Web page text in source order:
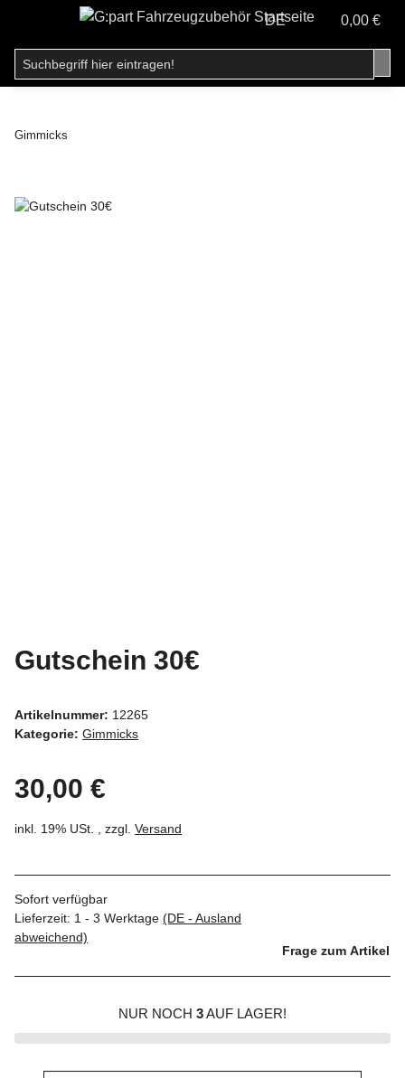
DE 0,00 €
Gimmicks
Gutschein 30€
Artikelnummer: 12265
Kategorie: Gimmicks
30,00 €
inkl. 19% USt. , zzgl. Versand
Sofort verfügbar
Lieferzeit: 1 - 3 Werktage (DE - Ausland
abweichend)
Frage zum Artikel
NUR NOCH 3AUF LAGER!